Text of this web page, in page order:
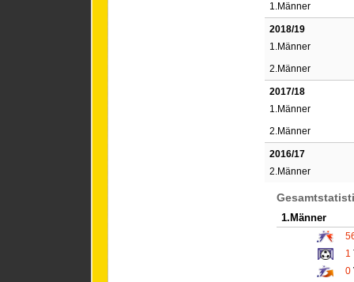
1.Männer
2018/19
1.Männer
2.Männer
2017/18
1.Männer
2.Männer
2016/17
2.Männer
1.Männer
1
0